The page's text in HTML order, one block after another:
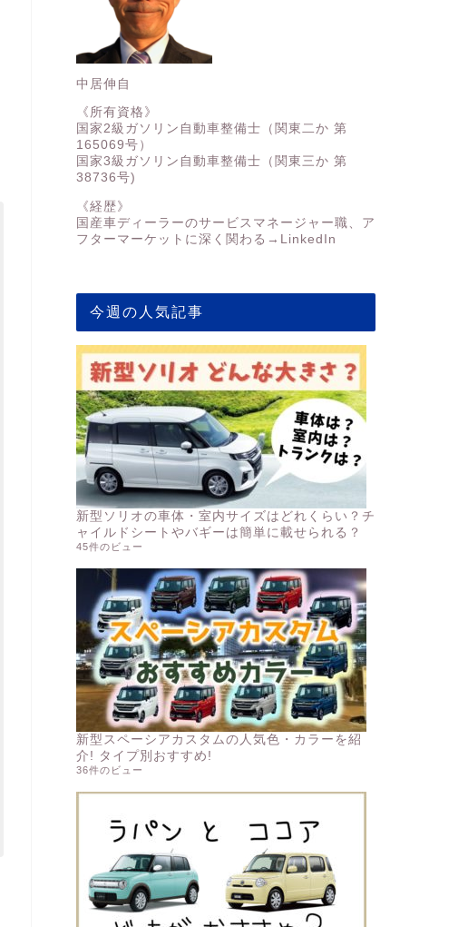
中居伸自
《所有資格》
国家2級ガソリン自動車整備士（関東二か 第
165069号）
国家3級ガソリン自動車整備士（関東三か 第
38736号)
《経歴》
国産車ディーラーのサービスマネージャー職、ア
フターマーケットに深く関わる→ LinkedIn
今週の人気記事
新型ソリオの車体・室内サイズはどれくらい？チ
ャイルドシートやバギーは簡単に載せられる？
45件のビュー
新型スペーシアカスタムの人気色・カラーを紹
介! タイプ別おすすめ!
36件のビュー